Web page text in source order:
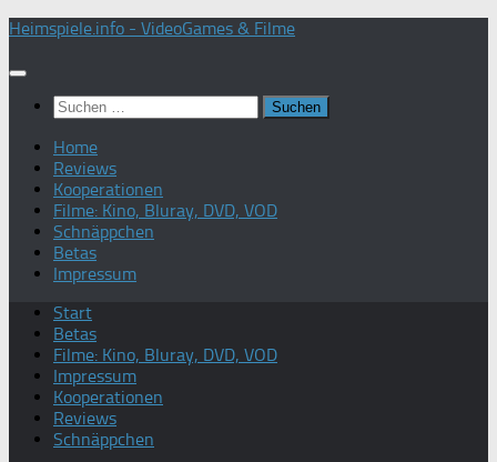
Zum
springen
Heimspiele.info - VideoGames & Filme
Suchen
nach:
Home
Reviews
Kooperationen
Filme: Kino, Bluray, DVD, VOD
Schnäppchen
Betas
Impressum
Start
Betas
Filme: Kino, Bluray, DVD, VOD
Impressum
Kooperationen
Reviews
Schnäppchen